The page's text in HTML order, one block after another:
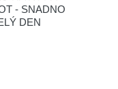
- SNADNO
DEN